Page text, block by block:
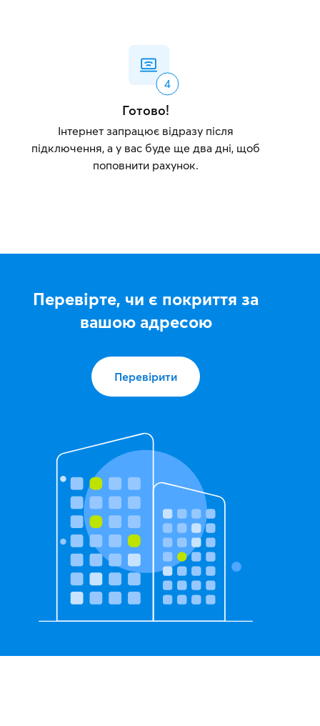
Готово!
Інтернет запрацює відразу після
підключення, а у вас буде ще два дні, щоб
поповнити рахунок.
Перевірте, чи є покриття за
вашою адресою
Перевірити